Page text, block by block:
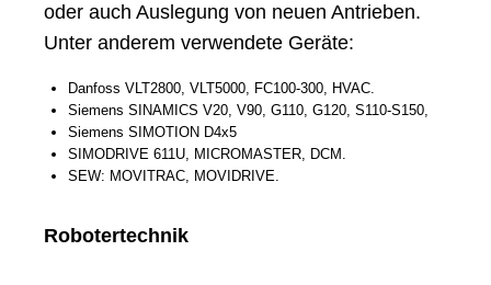
oder auch Auslegung von neuen Antrieben.
Unter anderem verwendete Geräte:
Danfoss VLT2800, VLT5000, FC100-300, HVAC.
Siemens SINAMICS V20, V90, G110, G120, S110-S150,
Siemens SIMOTION D4x5
SIMODRIVE 611U, MICROMASTER, DCM.
SEW: MOVITRAC, MOVIDRIVE.
Robotertechnik